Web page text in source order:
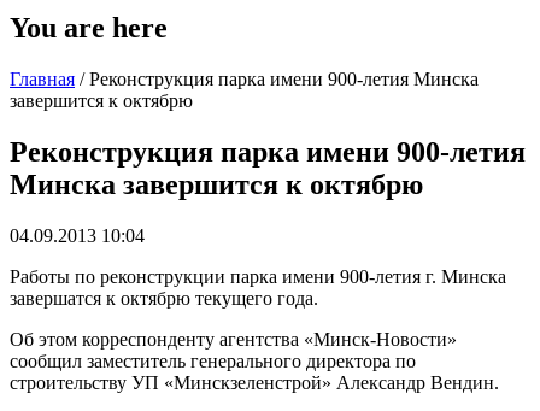
You are here
Главная / Реконструкция парка имени 900-летия Минска
завершится к октябрю
Реконструкция парка имени 900-летия
Минска завершится к октябрю
04.09.2013 10:04
Работы по реконструкции парка имени 900-летия г. Минска
завершатся к октябрю текущего года.
Об этом корреспонденту агентства «Минск-Новости»
сообщил заместитель генерального директора по
строительству УП «Минскзеленстрой» Александр Вендин.